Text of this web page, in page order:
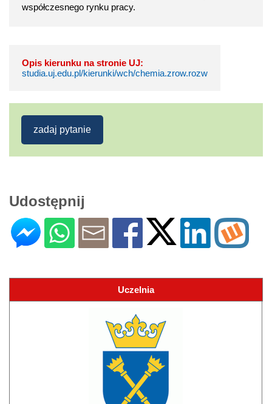
współczesnego rynku pracy.
Opis kierunku na stronie UJ:
studia.uj.edu.pl/kierunki/wch/chemia.zrow.rozw
zadaj pytanie
Udostępnij
Uczelnia